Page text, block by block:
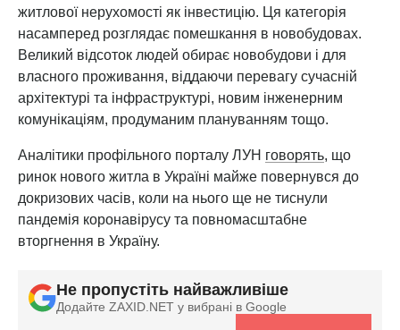
житлової нерухомості як інвестицію. Ця категорія
насамперед розглядає помешкання в новобудовах.
Великий відсоток людей обирає новобудови і для
власного проживання, віддаючи перевагу сучасній
архітектурі та інфраструктурі, новим інженерним
комунікаціям, продуманим плануванням тощо.
Аналітики профільного порталу ЛУН говорять, що
ринок нового житла в Україні майже повернувся до
докризових часів, коли на нього ще не тиснули
пандемія коронавірусу та повномасштабне
вторгнення в Україну.
Не пропустіть найважливіше
Додайте ZAXID.NET у вибрані в Google